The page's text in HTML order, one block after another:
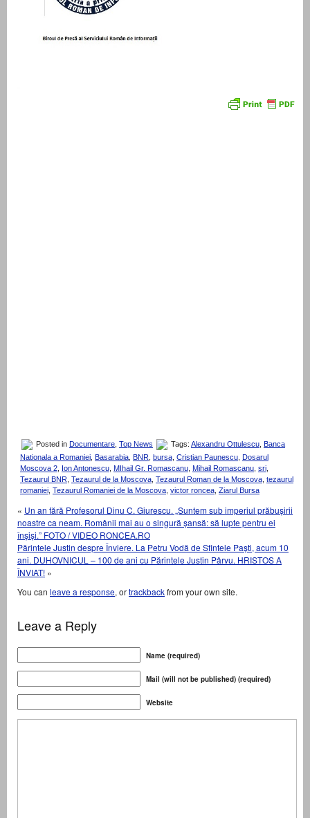
Posted in Documentare Top News Tags: Alexandru Ottulescu
Banca
Nationala a Romaniei, Basarabia, BNR, bursa, Cristian Paunescu, Dosarul
Moscova 2, Ion Antonescu, MIhail Gr. Romascanu, Mihail Romascanu, sri,
Tezaurul BNR, Tezaurul de la Moscova, Tezaurul Roman de la Moscova, tezaurul
romaniei, Tezaurul Romaniei de la Moscova, victor roncea, Ziarul Bursa
« Un an fără Profesorul Dinu C. Giurescu. „Suntem sub imperiul prăbușirii
noastre ca neam. Românii mai au o singură șansă: să lupte pentru ei
înșiși.” FOTO / VIDEO RONCEA.RO
Părintele Justin despre Înviere. La Petru Vodă de Sfintele Paști, acum 10
ani. DUHOVNICUL – 100 de ani cu Părintele Justin Pârvu. HRISTOS A
ÎNVIAT! »
You can leave a response, ortrackbackfrom your own site.
Leave a Reply
Name (required)
Mail (will not be published) (required)
Website